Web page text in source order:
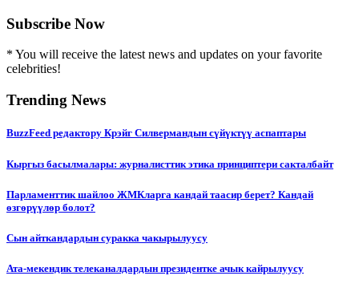
Subscribe Now
* You will receive the latest news and updates on your favorite
celebrities!
Trending News
BuzzFeed редактору Крэйг Силвермандын сүйүктүү аспаптары
Кыргыз басылмалары: журналисттик этика принциптери сакталбайт
Парламенттик шайлоо ЖМКларга кандай таасир берет? Кандай
өзгөрүүлөр болот?
Сын айткандардын суракка чакырылуусу
Ата-мекендик телеканалдардын президентке ачык кайрылуусу